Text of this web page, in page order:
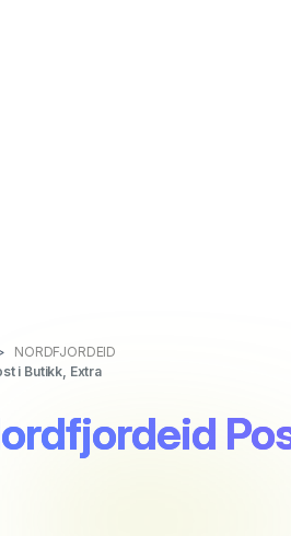
NORDFJORDEID
i Butikk, Extra